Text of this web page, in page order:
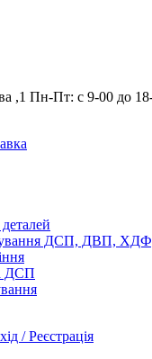
,1 Пн-Пт: с 9-00 до
ДСП, ДВП,
ДСП
/ Реєстрація